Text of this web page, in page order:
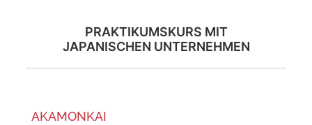
PRAKTIKUMSKURS MIT
JAPANISCHEN UNTERNEHMEN
AKAMONKAI